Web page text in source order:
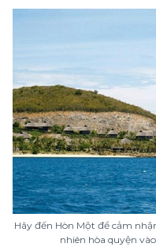
Hãy đến Hòn Một để cảm
nhiên hòa quyện